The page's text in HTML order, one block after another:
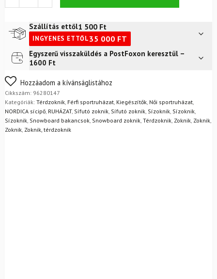
merinó
sízokni
mennyiség
Szállítás ettől1 500 Ft
INGYENES ETTŐL35 000 FT
Futár a címre2 400
FoxPost
Egyszerű visszaküldés a PostFoxon keresztül –
1600 Ft
Nem biztos a választásában? Semmi gond – a terméket
egyszerűen visszaküldheti 14 napon belül, indoklás nélkül.
Mik a visszaküldés feltételei?
Hozzáadom a kívánságlistához
Cikkszám: 96280147
Kategóriák: Térdzoknik Férfi sportruházat Kiegészítők Női sportruházat
NORDICA sícipő RUHÁZAT, Sífutó zoknik Sífutó zoknik Sízoknik Sízoknik
Sízoknik Snowboard bakancsok Snowboard zoknik Térdzoknik Zoknik Zoknik
Zoknik Zoknik, térdzoknik